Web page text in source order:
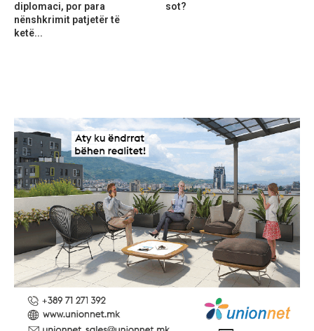
diplomaci, por para
nënshkrimit patjetër të
ketë...
sot?